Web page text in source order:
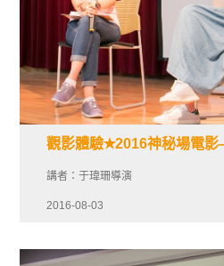
觀影體驗✭2016神秘場電
講者：于瑋珊導演
2016-08-03